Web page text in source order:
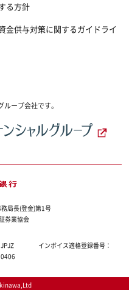
ープ会社です。
る方針
金供与対策に関するガイドライ
局長(登金)第1号
券業協会
インボイス適格登録番号：